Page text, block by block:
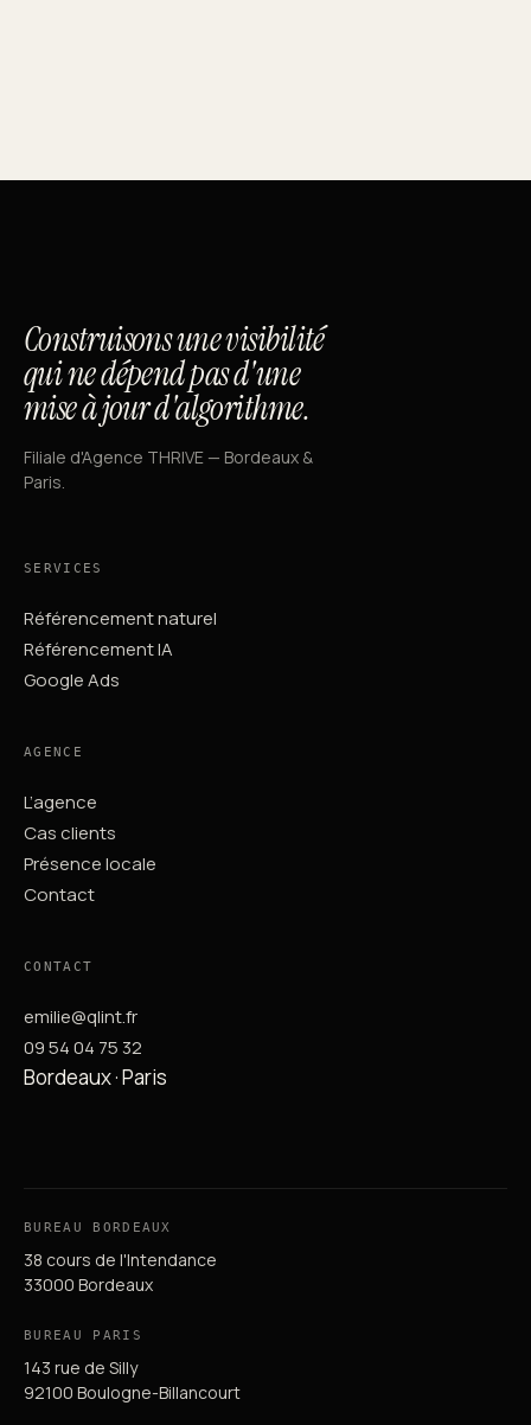
Construisons une visibilité
qui ne dépend pas d'une
mise à jour d'algorithme.
Filiale d'Agence THRIVE — Bordeaux &
Paris.
SERVICES
Référencement naturel
Référencement IA
Google Ads
AGENCE
L’agence
Cas clients
Présence locale
Contact
CONTACT
emilie@qlint.fr
09 54 04 75 32
Bordeaux · Paris
BUREAU BORDEAUX
38 cours de l'Intendance
33000 Bordeaux
BUREAU PARIS
143 rue de Silly
92100 Boulogne-Billancourt